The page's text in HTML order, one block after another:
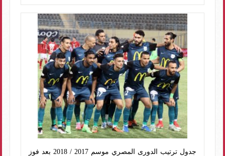
جدول ترتيب الدورى المصري موسم 2017 / 2018 بعد فوز